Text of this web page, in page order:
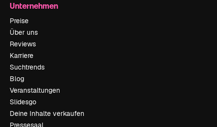
Unternehmen
Preise
Über uns
Reviews
Karriere
Suchtrends
Blog
Veranstaltungen
Slidesgo
Deine Inhalte verkaufen
Pressesaal